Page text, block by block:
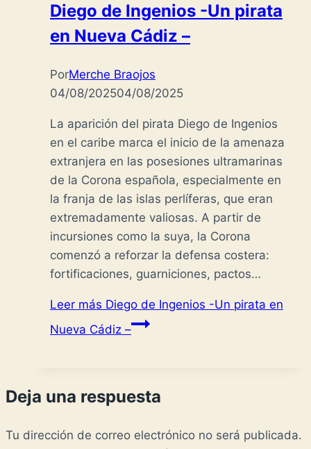
Diego de Ingenios -Un pirata
en Nueva Cádiz –
PorMerche Braojos
04/08/202504/08/2025
La aparición del pirata Diego de Ingenios
en el caribe marca el inicio de la amenaza
extranjera en las posesiones ultramarinas
de la Corona española, especialmente en
la franja de las islas perlíferas, que eran
extremadamente valiosas. A partir de
incursiones como la suya, la Corona
comenzó a reforzar la defensa costera:
fortificaciones, guarniciones, pactos…
Leer más Diego de Ingenios -Un pirata en
Nueva Cádiz –
Deja una respuesta
Tu dirección de correo electrónico no será publicada.